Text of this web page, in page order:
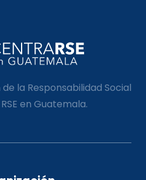
la Responsabilidad Social
en Guatemala.